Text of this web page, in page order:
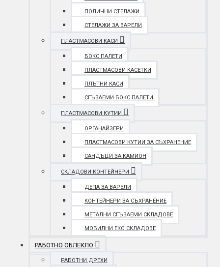
ПОЛИЧНИ СТЕЛАЖИ
СТЕЛАЖИ ЗА ВАРЕЛИ
ПЛАСТМАСОВИ КАСИ
БОКС ПАЛЕТИ
ПЛАСТМАСОВИ КАСЕТКИ
ПЛЪТНИ КАСИ
СГЪВАЕМИ БОКС ПАЛЕТИ
ПЛАСТМАСОВИ КУТИИ
ОРГАНАЙЗЕРИ
ПЛАСТМАСОВИ КУТИИ ЗА СЪХРАНЕНИЕ
САНДЪЦИ ЗА КАМИОН
СКЛАДОВИ КОНТЕЙНЕРИ
ДЕПА ЗА ВАРЕЛИ
КОНТЕЙНЕРИ ЗА СЪХРАНЕНИЕ
МЕТАЛНИ СГЪВАЕМИ СКЛАДОВЕ
МОБИЛНИ ЕКО СКЛАДОВЕ
РАБОТНО ОБЛЕКЛО
РАБОТНИ ДРЕХИ